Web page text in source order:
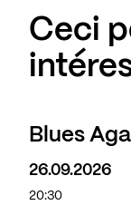
Ceci
Blues
26.09.2026
20:30